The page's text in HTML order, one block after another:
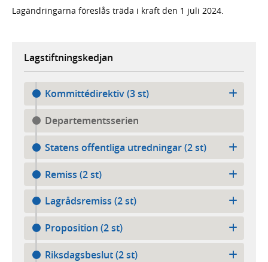
Lagändringarna föreslås träda i kraft den 1 juli 2024.
Lagstiftningskedjan
Kommittédirektiv (3 st)
Departementsserien
Statens offentliga utredningar (2 st)
Remiss (2 st)
Lagrådsremiss (2 st)
Proposition (2 st)
Riksdagsbeslut (2 st)